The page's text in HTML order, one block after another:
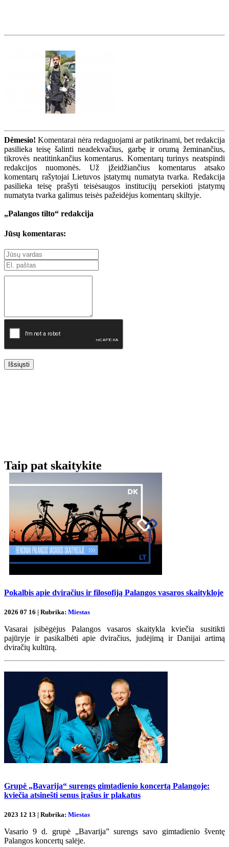
Dėmesio! Komentarai nėra redaguojami ar patikrinami, bet redakcija
pasilieka teisę šalinti neadekvačius, garbę ir orumą žeminančius,
tikrovės neatitinkančius komentarus. Komentarų turinys neatspindi
redakcijos nuomonės. Už įžeidžiančius komentarus atsako
komentarų rašytojai Lietuvos įstatymų numatyta tvarka. Redakcija
pasilieka teisę prašyti teisėsaugos institucijų persekioti įstatymų
numatyta tvarka galimus teisės pažeidėjus komentarų skiltyje.
„Palangos tilto“ redakcija
Jūsų komentaras:
Išsiųsti
Taip pat skaitykite
Pokalbis apie dviračius ir filosofiją Palangos vasaros skaitykloje
2026 07 16 | Rubrika: Miestas
Vasarai įsibėgėjus Palangos vasaros skaitykla kviečia susitikti
pajūryje ir pasikalbėti apie dviračius, judėjimą ir Danijai artimą
dviračių kultūrą.
Grupė „Bavarija“ surengs gimtadienio koncertą Palangoje:
kviečia atsinešti senus įrašus ir plakatus
2023 12 13 | Rubrika: Miestas
Vasario 9 d. grupė „Bavarija” surengs savo gimtadienio šventę
Palangos koncertų salėje.